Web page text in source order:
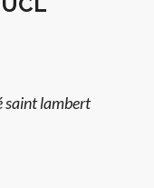
saint lambert